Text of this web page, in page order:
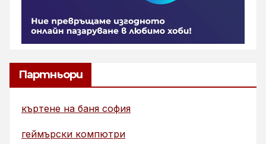
Партньори
къртене на баня софия
геймърски компютри